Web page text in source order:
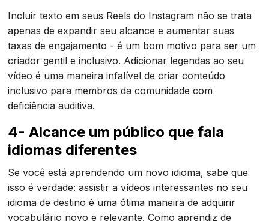
Incluir texto em seus Reels do Instagram não se trata
apenas de expandir seu alcance e aumentar suas
taxas de engajamento - é um bom motivo para ser um
criador gentil e inclusivo. Adicionar legendas ao seu
vídeo é uma maneira infalível de criar conteúdo
inclusivo para membros da comunidade com
deficiência auditiva.
4- Alcance um público que fala
idiomas diferentes
Se você está aprendendo um novo idioma, sabe que
isso é verdade: assistir a vídeos interessantes no seu
idioma de destino é uma ótima maneira de adquirir
vocabulário novo e relevante. Como aprendiz de